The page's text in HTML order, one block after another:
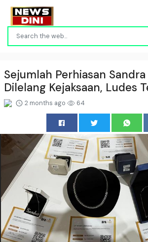
Sejumlah Perhiasan
Dilelang Kejaksaan, Ludes
2 months ago 64